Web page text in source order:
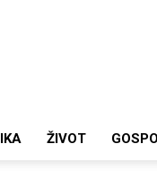
ŽIVOT